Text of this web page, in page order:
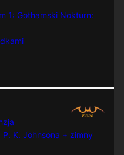
1: Gothamski Nokturn:
K. Johnsona + zimny